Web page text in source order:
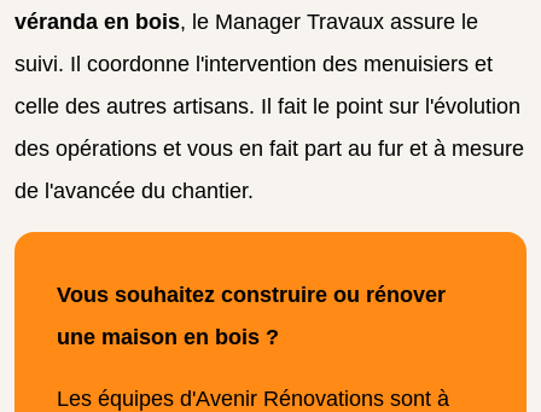
véranda en bois, le Manager Travaux assure le
suivi. Il coordonne l'intervention des menuisiers et
celle des autres artisans. Il fait le point sur l'évolution
des opérations et vous en fait part au fur et à mesure
de l'avancée du chantier.
Vous souhaitez construire ou rénover
une maison en bois ?
Les équipes d'Avenir Rénovations sont à